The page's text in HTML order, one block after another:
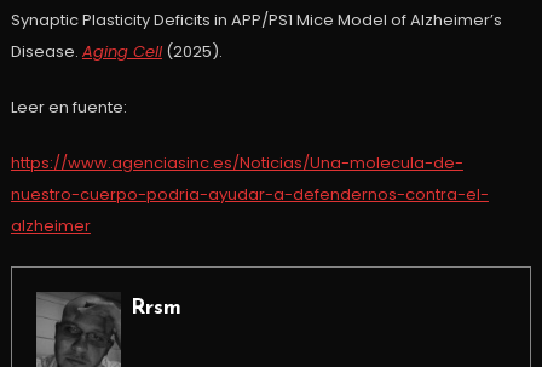
Synaptic Plasticity Deficits in APP/PS1 Mice Model of Alzheimer’s
Disease. Aging Cell(2025).
Leer en fuente:
https://www.agenciasinc.es/Noticias/Una-molecula-de-
nuestro-cuerpo-podria-ayudar-a-defendernos-contra-el-
alzheimer
Rrsm